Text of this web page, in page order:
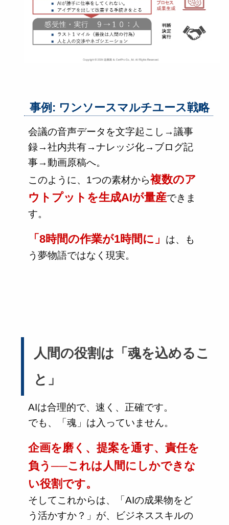
事例: ワンソースマルチユース戦略
会議の音声データを文字起こし→議事
録→社内共有→ナレッジ化→ブログ記
事→動画原稿へ。
このように、1つの素材から複数のア
ウトプットを生成AIが量産できま
す。
「8時間の作業が1時間に」
は、も
う夢物語ではなく現実。
人間の役割は「魂を込めるこ
と」
AIは合理的で、速く、正確です。
でも、「魂」は入っていません。
企画を磨く、提案を通す、責任を
負う──これは人間にしかできな
い役割です。
そしてこれからは、「AIの成果物をど
う活かすか？」が、ビジネススキルの